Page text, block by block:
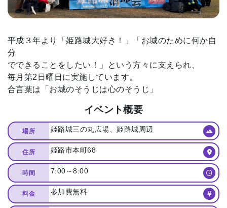
平成３年より「姫路城大好き！」「お城のために何か自
分
でできることをしたい！」という方々に支えられ、
毎月第2日曜日に実施しています。
合言葉は「お城のそうじは心のそうじ」
イベント概要
場所 姫路城三の丸広場、姫路城周辺
住所 姫路市本町68
時間 7:00～8:00
料金 参加費無料